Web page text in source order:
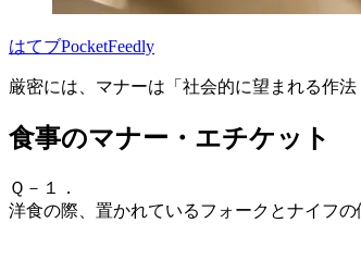
はてブPocketFeedly
厳密には、マナーは「社会的に望まれる作
食事のマナー・エチケット
Ｑ－１．
洋食の際、 置かれているフォークとナイフの